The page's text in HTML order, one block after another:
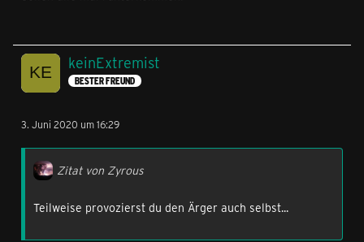
keinExtremist
BESTER FREUND
3. Juni 2020 um 16:29
Zitat von Zyrous
Teilweise provozierst du den Ärger auch selbst...